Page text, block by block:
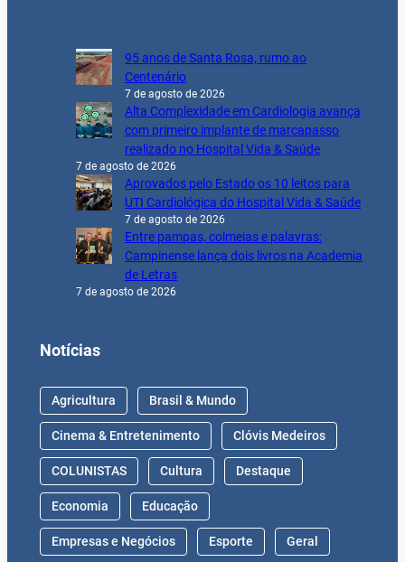
95 anos de Santa Rosa, rumo ao
Centenário
7 de agosto de 2026
Alta Complexidade em Cardiologia avança
com primeiro implante de marcapasso
realizado no Hospital Vida & Saúde
7 de agosto de 2026
Aprovados pelo Estado os 10 leitos para
UTI Cardiológica do Hospital Vida & Saúde
7 de agosto de 2026
Entre pampas, colmeias e palavras:
Campinense lança dois livros na Academia
de Letras
7 de agosto de 2026
Notícias
Agricultura Brasil & Mundo
Cinema & Entretenimento Clóvis Medeiros
COLUNISTAS Cultura Destaque
Economia Educação
Empresas e Negócios Esporte Geral